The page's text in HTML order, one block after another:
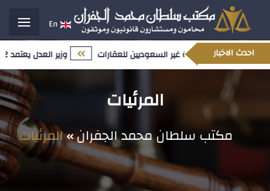
En
احدث الاخبار وزير العدل يعتمد 12 تعيينًا قياديًا ضمن مسار تمكين الكفاءات الوطنية وتعزيز النضج المؤسسي المتعلق بملكية غير السعوديين للعقارات
المرئيات
مكتب سلطان محمد الجفران المرئيات